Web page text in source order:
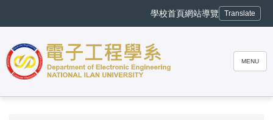
要
內
容
學校首頁網站導覽 Translate
MENU